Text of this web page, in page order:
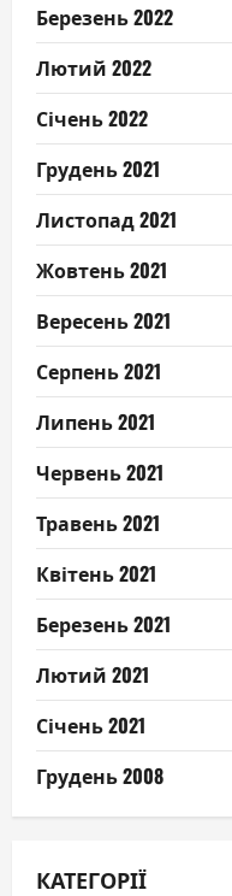
Березень 2022
Лютий 2022
Січень 2022
Грудень 2021
Листопад 2021
Жовтень 2021
Вересень 2021
Серпень 2021
Липень 2021
Червень 2021
Травень 2021
Квітень 2021
Березень 2021
Лютий 2021
Січень 2021
Грудень 2008
КАТЕГОРІЇ